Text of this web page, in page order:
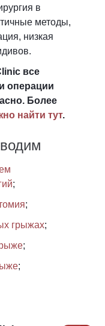
в
методы,
низкая
все
операции
Более
найти тут.
;
;
грыжах;
;
;